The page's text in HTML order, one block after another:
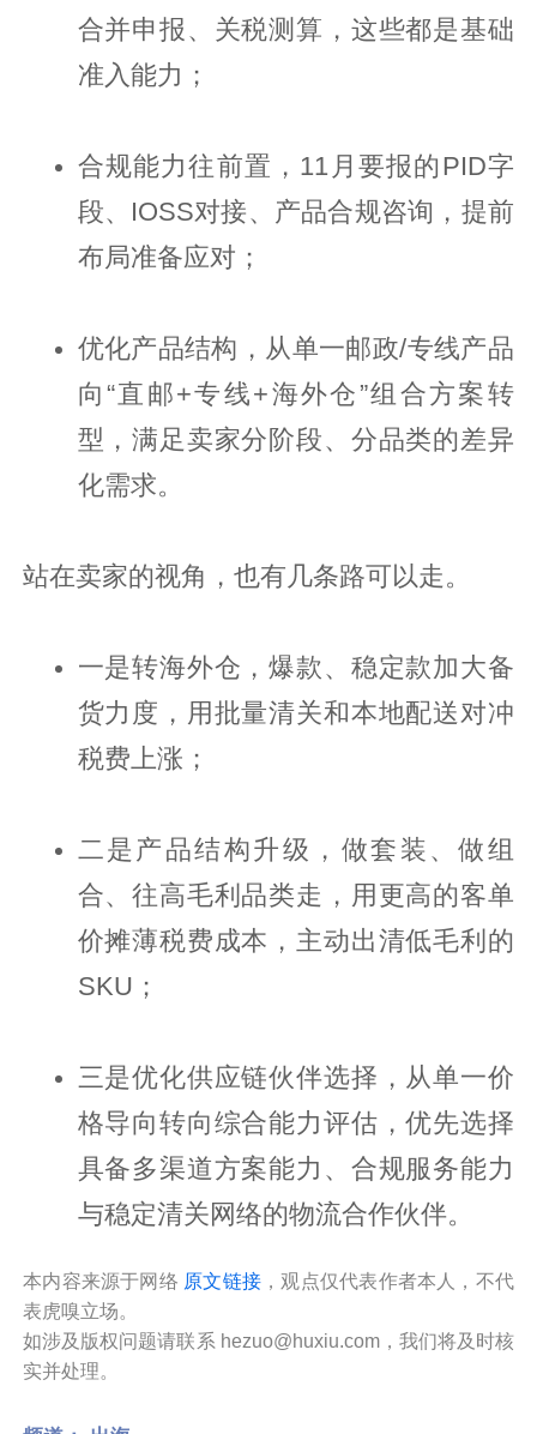
合并申报、关税测算，这些都是基础
准入能力；
合规能力往前置，11月要报的PID字
段、IOSS对接、产品合规咨询，提前
布局准备应对；
优化产品结构，从单一邮政/专线产品
向“直邮+专线+海外仓”组合方案转
型，满足卖家分阶段、分品类的差异
化需求。
站在卖家的视角，也有几条路可以走。
一是转海外仓，爆款、稳定款加大备
货力度，用批量清关和本地配送对冲
税费上涨；
二是产品结构升级，做套装、做组
合、往高毛利品类走，用更高的客单
价摊薄税费成本，主动出清低毛利的
SKU；
三是优化供应链伙伴选择，从单一价
格导向转向综合能力评估，优先选择
具备多渠道方案能力、合规服务能力
与稳定清关网络的物流合作伙伴。
本内容来源于网络 原文链接 ，观点仅代表作者本人，不代
表虎嗅立场。
如涉及版权问题请联系 hezuo@huxiu.com，我们将及时核
实并处理。